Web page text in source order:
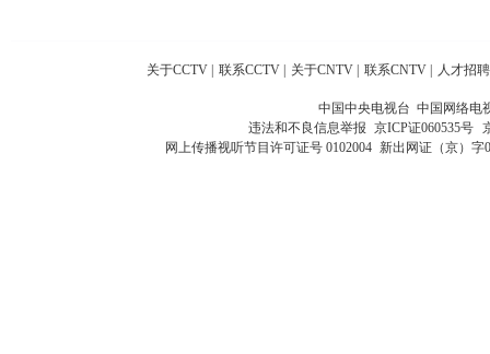
关于CCTV 联系CCTV 关于CNTV 联系CNTV 人才招聘
中国中央电视台 中国网络电
违法和不良信息举报 京ICP证060535号
网上传播视听节目许可证号 0102004 新出网证（京）